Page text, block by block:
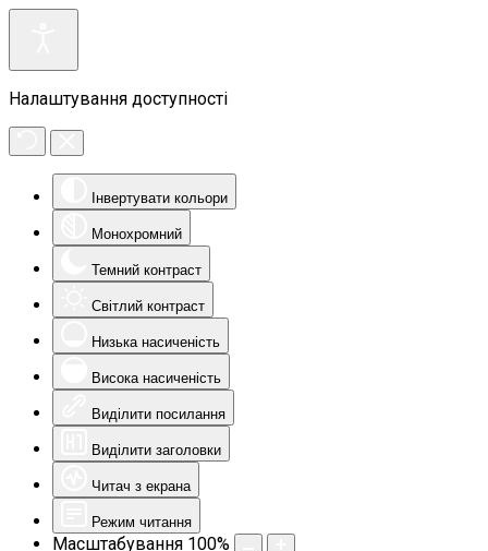
Налаштування доступності
Інвертувати кольори
Монохромний
Темний контраст
Світлий контраст
Низька насиченість
Висока насиченість
Виділити посилання
Виділити заголовки
Читач з екрана
Режим читання
Масштабування 100%